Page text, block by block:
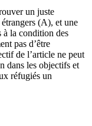
un juste
(A), et une
à la condition des
pas d’être
de l’article ne peut
dans les objectifs et
réfugiés un